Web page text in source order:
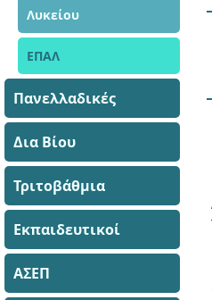
Λυκείου
ΕΠΑΛ
Πανελλαδικές
Δια Βίου
Τριτοβάθμια
Εκπαιδευτικοί
ΑΣΕΠ